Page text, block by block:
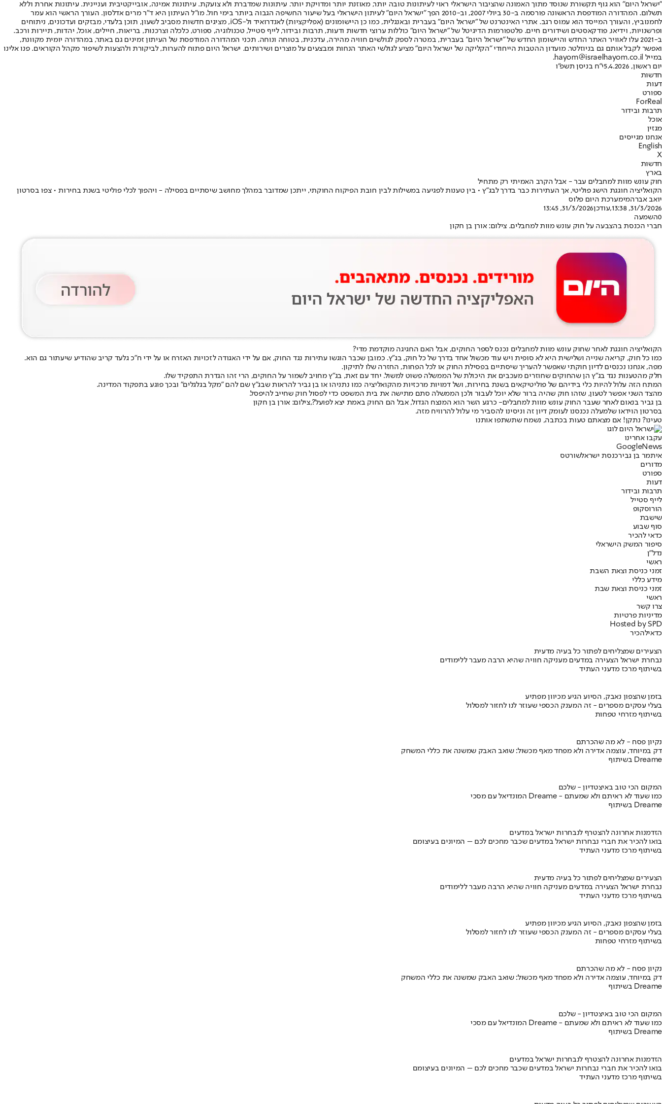
"ישראל היום" הוא גוף תקשורת שנוסד מתוך האמונה שהציבור הישראלי ראוי לעיתונות טובה יותר, מאוזנת יותר ומדויקת יותר. עיתונות שמדברת ולא צועקת. עיתונות אמינה, אובייקטיבית ועניינית. עיתונות אחרת וללא
תשלום. המהדורה המודפסת הראשונה פורסמה ב-30 ביולי 2007, וב-2010 הפך "ישראל היום" לעיתון הישראלי בעל שיעור החשיפה הגבוה ביותר בימי חול. מו"ל העיתון היא ד"ר מרים אדלסון. העורך הראשי הוא עמר
לחמנוביץ, והעורך המייסד הוא עמוס רגב. אתרי האינטרנט של "ישראל היום" בעברית ובאנגלית, כמו כן היישומונים (אפליקציות) לאנדרואיד ול-iOS, מציגים חדשות מסביב לשעון, תוכן בלעדי, מבזקים ועדכונים, ניתוחים
ופרשנויות, וידיאו, פודקאסטים ושידורים חיים. פלטפורמות הדיגיטל של "ישראל היום" כוללות ערוצי חדשות ודעות, תרבות ובידור, לייף סטייל, טכנולוגיה, ספורט, כלכלה וצרכנות, בריאות, חיילים, אוכל, יהדות, תיירות ורכב.
ב-2021 עלו לאוויר האתר החדש והיישומון החדש של "ישראל היום" בעברית, במטרה לספק לגולשים חוויה מהירה, עדכנית, בטוחה ונוחה. תכני המהדורה המודפסת של העיתון זמינים גם באתר, במהדורה יומית מקוונת,
ואפשר לקבל אותם גם בניוזלטר. מועדון ההטבות הייחודי "הקליקה של ישראל היום" מציע לגולשי האתר הנחות ומבצעים על מוצרים ושירותים. ישראל היום פתוח להערות, לביקורת ולהצעות לשיפור מקהל הקוראים. פנו אלינו
במייל hayom@israelhayom.co.il.
יום ראשון, 5.4.2026
י"ח בניסן תשפ"ו
חדשות
דעות
ספורט
ForReal
תרבות ובידור
אוכל
מגזין
אנחנו מגייסים
English
X
חדשות
בארץ
חוק עונש מוות למחבלים עבר - אבל הקרב האמיתי רק מתחיל
הקואליציה חוגגת הישג פוליטי, אך העתירות כבר בדרך לבג״ץ • בין טענות לפגיעה במשילות לבין חובת הפיקוח החוקתי, ייתכן שמדובר במהלך מחושב שיסתיים בפסילה - ויהפוך לכלי פוליטי בשנת בחירות • צפו בסרטון
יואב אברהמימערכת היום פלוס
31/3/2026, 13:38
,עודכן31/3/2026, 13:45
0השמעה
חברי הכנסת בהצבעה על חוק עונש מוות למחבלים. צילום: אורן בן חקון
הקואליציה חוגגת לאחר שחוק עונש מוות למחבלים נכנס לספר החוקים, אבל האם החגיגה מוקדמת מדי?
כמו כל חוק, קריאה שנייה ושלישית היא לא סופית ויש עוד מכשול אחד בדרך של כל חוק, בג"ץ. כמובן שכבר הוגשו עתירות נגד החוק, אם על ידי האגודה לזכויות האזרח או על ידי ח"כ גלעד קריב שהודיע שיעתור גם הוא.
מפה, אנחנו נכנסים לדיון חוקתי שאפשר להעריך שיסתיים בפסילת החוק או לכל הפחות, החזרה שלו לתיקון.
חלק מהטענות נגד בג"ץ הן שהחוקים שחוזרים מעכבים את היכולת של הממשלה פשוט למשול. יחד עם זאת, בג"ץ מחויב לשמור על החוקים, הרי זהו הגדרת התפקיד שלו.
המתח הזה עלול להיות כלי בידיהם של פוליטיקאים בשנת בחירות, ושל דמויות מרכזיות מהקואליציה כמו נתניהו או בן גביר להראות שבג"ץ שם להם "מקל בגלגלים" ובכך פוגע בתפקוד המדינה.
מהצד השני אפשר לטעון, שזהו חוק שהיה ברור שלא יוכל לעבור ולכן הממשלה סתם מתישה את בית המשפט כדי לפסול חוק שחייב להיפסל.
בן גביר בנאום לאחר שעבר החוק עונש מוות למחבלים- כרגע השר הוא המנצח הגדול, אבל הם החוק באמת יצא לפועל?,צילום: אורן בן חקון
בסרטון הוידאו שלמעלה נכנסנו לעומק דיון זה וניסינו להסביר מי עלול להרוויח מזה.
טעינו? נתקן! אם מצאתם טעות בכתבה, נשמח שתשתפו אותנו
עקבו אחרינו
Googl eNews
איתמר בן גבירכנסת ישראלשורטס
מדורים
ספורט
דעות
תרבות ובידור
לייף סטייל
הורוסקופ
שישבת
סוף שבוע
כדאי להכיר
סיפור המשק הישראלי
נדל"ן
ראשי
זמני כניסת וצאת השבת
מידע כללי
זמני כניסת וצאת שבת
ראשי
צרו קשר
מדיניות פרטיות
Hosted by SPD
כדאילהכיר
הצעירים שמצליחים לפתור כל בעיה מדעית
נבחרת ישראל הצעירה במדעים מעניקה חוויה שהיא הרבה מעבר ללימודים
בשיתוף מרכז מדעני העתיד
בזמן שהצפון נאבק, הסיוע הגיע מכיוון מפתיע
בעלי עסקים מספרים - זה המענק הכספי שעוזר לנו לחזור למסלול
בשיתוף מזרחי טפחות
נקיון פסח - לא מה שהכרתם
דק במיוחד, עוצמה אדירה ולא מפחד מאף מכשול: שואב האבק שמשנה את כללי המשחק
בשיתוף Dreame
המקום הכי טוב באיצטדיון - שלכם
המונדיאל עם מסכי Dreame - כמו שעוד לא ראיתם ולא שמעתם
בשיתוף Dreame
הזדמנות אחרונה להצטרף לנבחרות ישראל במדעים
בואו להכיר את חברי נבחרות ישראל במדעים שכבר מחכים לכם – המיונים בעיצומם
בשיתוף מרכז מדעני העתיד
הצעירים שמצליחים לפתור כל בעיה מדעית
נבחרת ישראל הצעירה במדעים מעניקה חוויה שהיא הרבה מעבר ללימודים
בשיתוף מרכז מדעני העתיד
בזמן שהצפון נאבק, הסיוע הגיע מכיוון מפתיע
בעלי עסקים מספרים - זה המענק הכספי שעוזר לנו לחזור למסלול
בשיתוף מזרחי טפחות
נקיון פסח - לא מה שהכרתם
דק במיוחד, עוצמה אדירה ולא מפחד מאף מכשול: שואב האבק שמשנה את כללי המשחק
בשיתוף Dreame
המקום הכי טוב באיצטדיון - שלכם
המונדיאל עם מסכי Dreame - כמו שעוד לא ראיתם ולא שמעתם
בשיתוף Dreame
הזדמנות אחרונה להצטרף לנבחרות ישראל במדעים
בואו להכיר את חברי נבחרות ישראל במדעים שכבר מחכים לכם – המיונים בעיצומם
בשיתוף מרכז מדעני העתיד